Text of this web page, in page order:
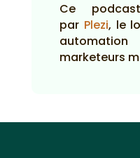
Ce
par Plezi, le
marketeurs